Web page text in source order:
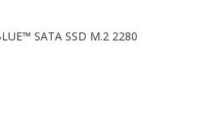
SATA SSD M.2 2280